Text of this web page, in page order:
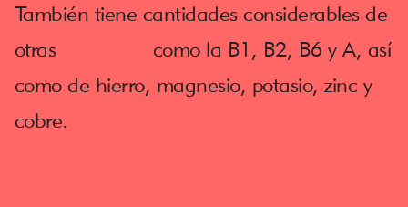
También tiene cantidades considerables de
otras
como la B1, B2, B6 y A, así
como de hierro, magnesio, potasio, zinc y
cobre.